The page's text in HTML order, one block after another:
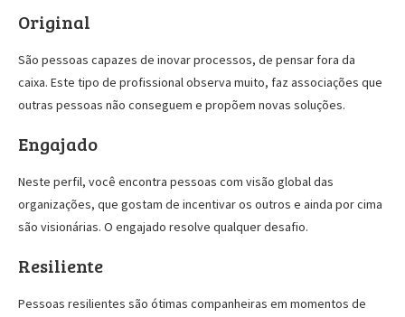
Original
São pessoas capazes de inovar processos, de pensar fora da
caixa. Este tipo de profissional observa muito, faz associações que
outras pessoas não conseguem e propõem novas soluções.
Engajado
Neste perfil, você encontra pessoas com visão global das
organizações, que gostam de incentivar os outros e ainda por cima
são visionárias. O engajado resolve qualquer desafio.
Resiliente
Pessoas resilientes são ótimas companheiras em momentos de